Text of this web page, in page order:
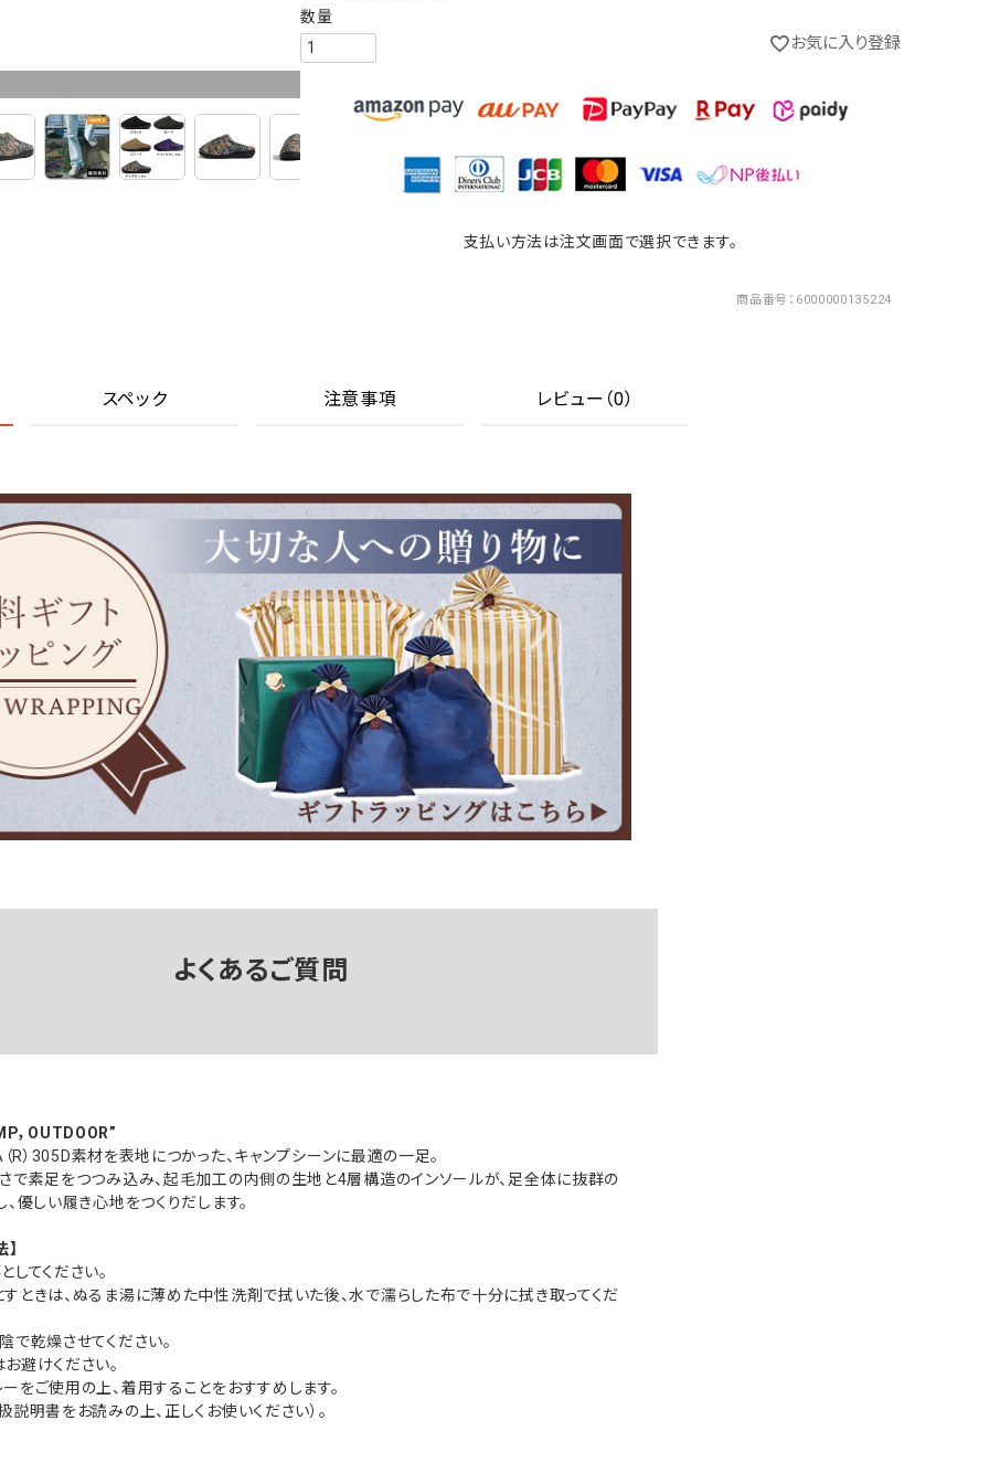
お気に入り登録
支払い方法は注文画面で選択できます。
商品番号 6000000135224
スペック 注意事項 レビュー（0）
よくあるご質問
，OUTDOOR”
R）305D素材を表地につかった、キャンプシーンに最適の一足。
で素足をつつみ込み、起毛加工の内側の生地と4層構造のインソールが、足全体に抜群の
優しい履き心地をつくりだします。
てください。
きは、ぬるま湯に薄めた中性洗剤で拭いた後、水で濡らした布で十分に拭き取ってくだ
乾燥させてください。
避けください。
をご使用の上、着用することをおすすめします。
説明書をお読みの上、正しくお使いください）。